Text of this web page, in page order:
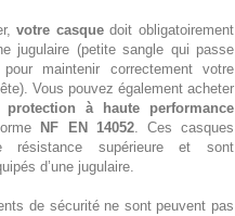
votre casquedoit obligatoirement
jugulaire (petite sangle qui passe
maintenir correctement votre
Vous pouvez également acheter
à haute performance
NF EN 14052. Ces casques
résistance supérieure et sont
d’une jugulaire.
de sécurité ne sont peuvent pas